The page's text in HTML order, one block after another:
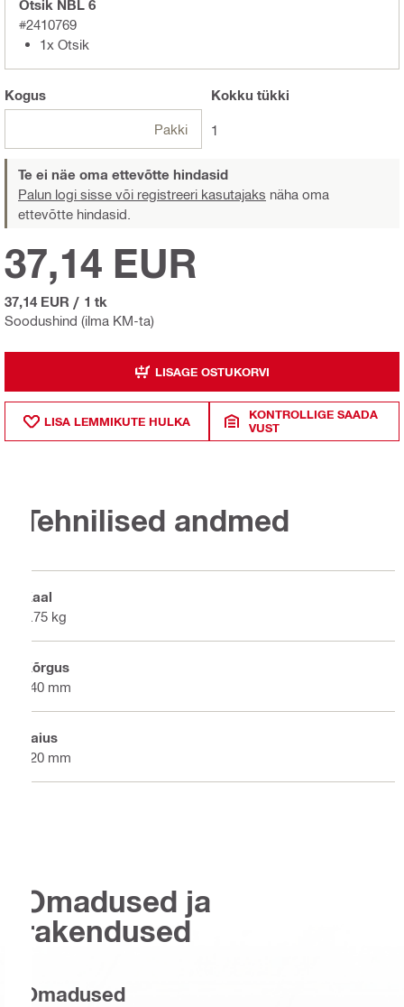
Otsik NBL 6
#2410769
1x Otsik
Kogus
Pakki
Kokku tükki
1
Te ei näe oma ettevõtte hindasid
Palun logi sisse või registreeri kasutajaks näha oma
ettevõtte hindasid.
Soodushind (ilma KM-ta)
37,14 EUR
37,14 EUR / 1 tk
LISAGE OSTUKORVI
LISA LEMMIKUTE HULKA
KONTROLLIGE SAADA
VUST
Tehnilised andmed
Kaal
0.75 kg
Kõrgus
140 mm
Laius
120 mm
Omadused ja
rakendused
Omadused